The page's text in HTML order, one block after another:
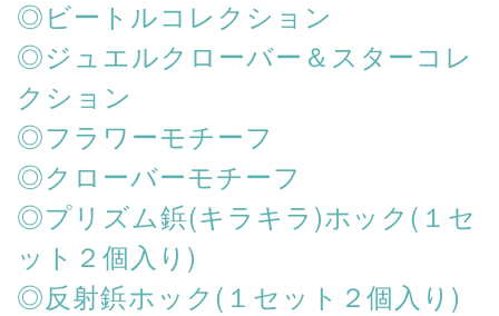
◎ビートルコレクション
◎ジュエルクローバー＆スターコレ
クション
◎フラワーモチーフ
◎クローバーモチーフ
◎プリズム鋲(キラキラ)ホック(１セ
ット２個入り)
◎反射鋲ホック(１セット２個入り)